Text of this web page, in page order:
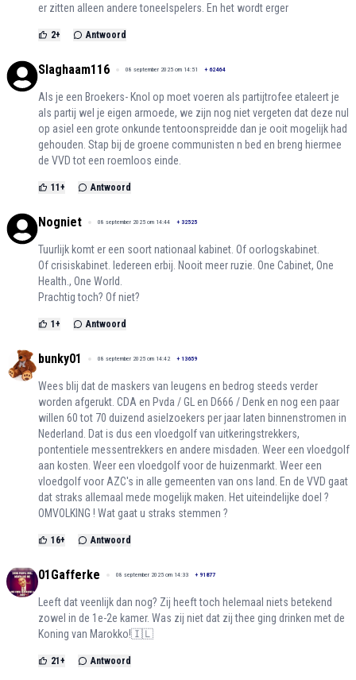
er zitten alleen andere toneelspelers. En het wordt erger
2+ Antwoord
Slaghaam116 08 september 2025 om 14:51 + 62464
Als je een Broekers- Knol op moet voeren als partijtrofee etaleert je
als partij wel je eigen armoede, we zijn nog niet vergeten dat deze nul
op asiel een grote onkunde tentoonspreidde dan je ooit mogelijk had
gehouden. Stap bij de groene communisten n bed en breng hiermee
de VVD tot een roemloos einde.
11+ Antwoord
Nogniet 08 september 2025 om 14:44 + 32525
Tuurlijk komt er een soort nationaal kabinet. Of oorlogskabinet.
Of crisiskabinet. Iedereen erbij. Nooit meer ruzie. One Cabinet, One
Health., One World.
Prachtig toch? Of niet?
1+ Antwoord
bunky01 08 september 2025 om 14:42 + 13659
Wees blij dat de maskers van leugens en bedrog steeds verder
worden afgerukt. CDA en Pvda / GL en D666 / Denk en nog een paar
willen 60 tot 70 duizend asielzoekers per jaar laten binnenstromen in
Nederland. Dat is dus een vloedgolf van uitkeringstrekkers,
pontentiele messentrekkers en andere misdaden. Weer een vloedgolf
aan kosten. Weer een vloedgolf voor de huizenmarkt. Weer een
vloedgolf voor AZC's in alle gemeenten van ons land. En de VVD gaat
dat straks allemaal mede mogelijk maken. Het uiteindelijke doel ?
OMVOLKING ! Wat gaat u straks stemmen ?
16+ Antwoord
01Gafferke 08 september 2025 om 14:33 + 91877
Leeft dat veenlijk dan nog? Zij heeft toch helemaal niets betekend
zowel in de 1e-2e kamer. Was zij niet dat zij thee ging drinken met de
Koning van Marokko!🇮🇱
21+ Antwoord